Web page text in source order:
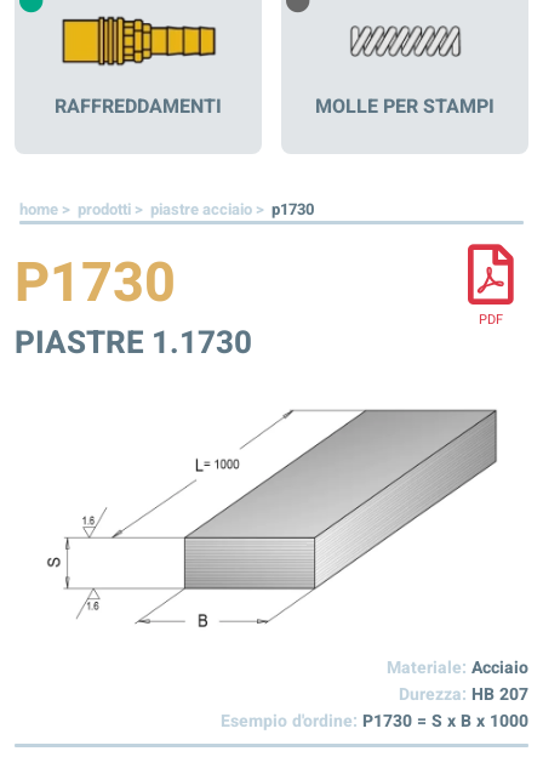
RAFFREDDAMENTI MOLLE PER STAMPI
home > prodotti > piastre acciaio > p1730
P1730
PIASTRE 1.1730
PDF
Materiale: Acciaio
Durezza: HB 207
Esempio d'ordine: P1730 = S x B x 1000